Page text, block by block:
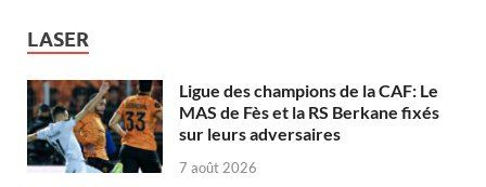
LASER
Ligue des champions de la CAF: Le
MAS de Fès et la RS Berkane fixés
sur leurs adversaires
7 août 2026